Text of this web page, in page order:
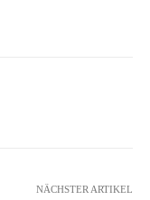
NÄCHSTER ARTIKEL